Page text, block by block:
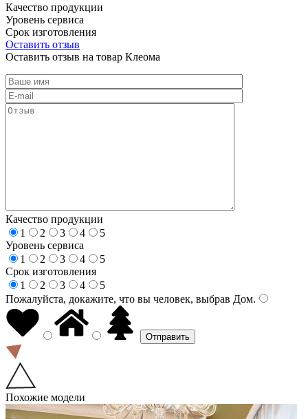
Качество продукции
Уровень сервиса
Срок изготовления
Оставить отзыв
Оставить отзыв на товар Клеома
Качество продукции
1
2 3 4
5
Уровень сервиса
1
2 3 4
5
Срок изготовления
1
2 3 4
5
Пожалуйста, докажите, что вы человек, выбрав Дом.
Похожие модели